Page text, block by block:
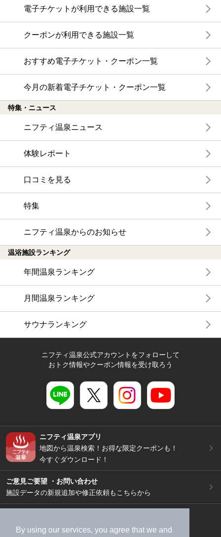
By using our services, you agree that we and
電子チケットが利用できる施設一覧
クーポンが利用できる施設一覧
おすすめ電子チケット・クーポン一覧
今月の新着電子チケット・クーポン一覧
特集・ニュース
ニフティ温泉ニュース
体験レポート
口コミを見る
特集
ニフティ温泉からのお知らせ
温浴施設ランキング
年間温泉ランキング
月間温泉ランキング
サウナランキング
ニフティ温泉公式アカウントをフォローして
おトク情報やクーポン情報を受け取ろう
ニフティ温泉アプリ
地図から温泉検索！お得な限定クーポンも！
今すぐダウンロード！
ご意見ご要望 ・お問い合わせ
施設データの新規追加や修正依頼もこちらから
加盟店募集（資料請求）
広告出稿のご案内